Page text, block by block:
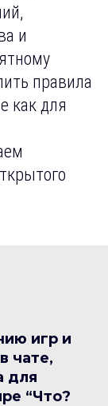
и
правила
как для
игр и
чате,
для
“Что?